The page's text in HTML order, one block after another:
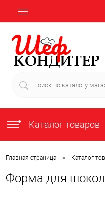
Каталог товаров
Главная страница • Каталог
Форма для